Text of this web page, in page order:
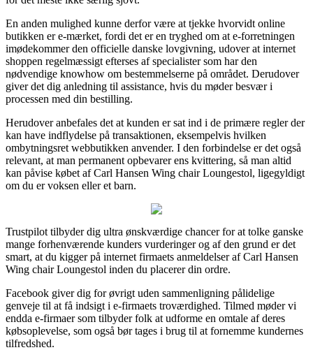
En anden mulighed kunne derfor være at tjekke hvorvidt online
butikken er e-mærket, fordi det er en tryghed om at e-forretningen
imødekommer den officielle danske lovgivning, udover at internet
shoppen regelmæssigt efterses af specialister som har den
nødvendige knowhow om bestemmelserne på området. Derudover
giver det dig anledning til assistance, hvis du møder besvær i
processen med din bestilling.
Herudover anbefales det at kunden er sat ind i de primære regler der
kan have indflydelse på transaktionen, eksempelvis hvilken
ombytningsret webbutikken anvender. I den forbindelse er det også
relevant, at man permanent opbevarer ens kvittering, så man altid
kan påvise købet af Carl Hansen Wing chair Loungestol, ligegyldigt
om du er voksen eller et barn.
Trustpilot tilbyder dig ultra ønskværdige chancer for at tolke ganske
mange forhenværende kunders vurderinger og af den grund er det
smart, at du kigger på internet firmaets anmeldelser af Carl Hansen
Wing chair Loungestol inden du placerer din ordre.
Facebook giver dig for øvrigt uden sammenligning pålidelige
genveje til at få indsigt i e-firmaets troværdighed. Tilmed møder vi
endda e-firmaer som tilbyder folk at udforme en omtale af deres
købsoplevelse, som også bør tages i brug til at fornemme kundernes
tilfredshed.